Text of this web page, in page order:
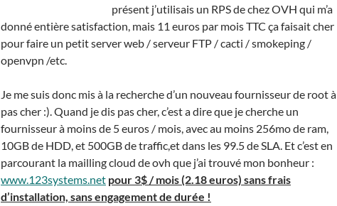
présent j’utilisais un RPS de chez OVH qui m’a
donné entière satisfaction, mais 11 euros par mois TTC ça faisait cher
pour faire un petit server web / serveur FTP / cacti / smokeping /
openvpn /etc.
Je me suis donc mis à la recherche d’un nouveau fournisseur de root à
pas cher :). Quand je dis pas cher, c’est a dire que je cherche un
fournisseur à moins de 5 euros / mois, avec au moins 256mo de ram,
10GB de HDD, et 500GB de traffic,et dans les 99.5 de SLA. Et c’est en
parcourant la mailling cloud de ovh que j’ai trouvé mon bonheur :
www.123systems.net pour 3$ / mois (2.18 euros) sans frais
d’installation, sans engagement de durée !